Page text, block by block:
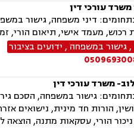
עורכי דין
דיני משפחה, גישור
רכוש, מעמד אישי, תיאום הורי,
,גישור במשפחה , ידועים בציבור
משרד עורכי דין
גישור במשפחה, הסכם
הורות חד מינית, נישואים
הורי, עסקאות מתנה, הוצאה